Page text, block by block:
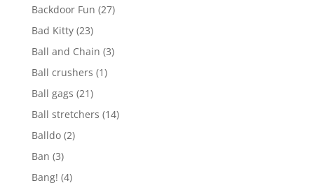
Backdoor Fun (27)
Bad Kitty (23)
Ball and Chain (3)
Ball crushers (1)
Ball gags (21)
Ball stretchers (14)
Balldo (2)
Ban (3)
Bang! (4)